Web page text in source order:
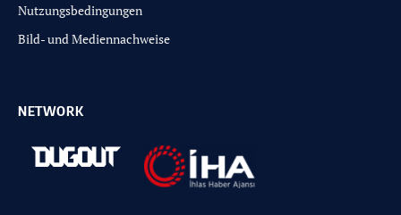
Nutzungsbedingungen
Bild- und Mediennachweise
NETWORK